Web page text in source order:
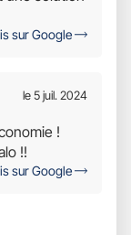
sur Google
le 5 juil. 2024
!
!!
sur Google